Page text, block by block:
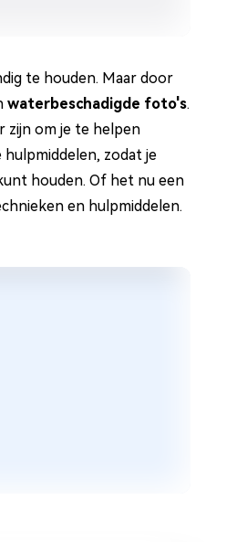
te houden. Maar door
waterbeschadigde foto's.
zijn om je te helpen
zodat je
houden. Of het nu een
en hulpmiddelen.